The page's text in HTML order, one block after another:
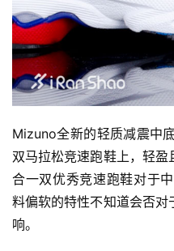
Mizuno全新的轻质减震中
双马拉松竞速跑鞋上，轻
合一双优秀竞速跑鞋对于
料偏软的特性不知道会否
响。